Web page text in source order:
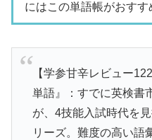
にはこの単語帳がおすす
【学参甘辛レビュー
単語』：すでに英検書
が、4技能入試時代を
リーズ。難度の高い語